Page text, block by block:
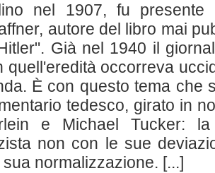
nel 1907, fu presente
autore del libro mai
Già nel 1940 il
quell'eredità occorreva
È con questo tema che
tedesco, girato in
e Michael Tucker:
non con le sue
normalizzazione. [...]